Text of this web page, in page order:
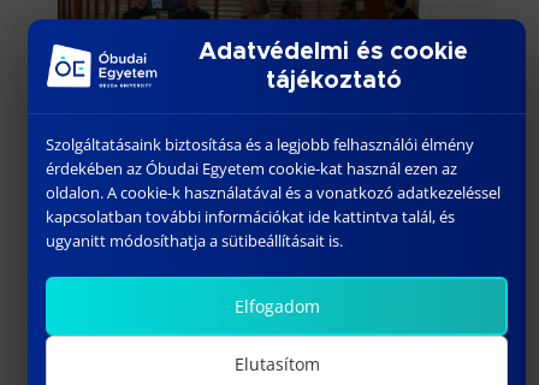
Adatvédelmi és cookie
tájékoztató
Szolgáltatásaink biztosítása és a legjobb felhasználói élmény
érdekében az Óbudai Egyetem cookie-kat használ ezen az
oldalon. A cookie-k használatával és a vonatkozó adatkezeléssel
kapcsolatban további információkat ide kattintva talál, és
ugyanitt módosíthatja a sütibeállításait is.
Elfogadom
Elutasítom